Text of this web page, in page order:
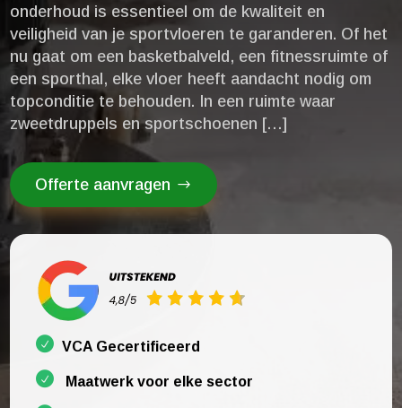
onderhoud is essentieel om de kwaliteit en
veiligheid van je sportvloeren te garanderen.​ Of het
nu gaat om een basketbalveld, een fitnessruimte of
een sporthal, elke vloer heeft aandacht nodig om
topconditie te behouden.​ In een ruimte waar
zweetdruppels en sportschoenen […]
Offerte aanvragen
VCA Gecertificeerd
Maatwerk voor elke sector